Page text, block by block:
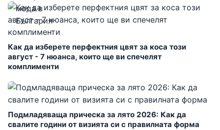
Как да изберете перфектния цвят за коса този
август - 7 нюанса, които ще ви спечелят
комплименти
Подмладяваща прическа за лято 2026: Как да
свалите години от визията си с правилната форма